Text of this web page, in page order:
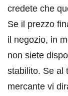
credete che
Se il prezzo
il negozio, in
non siete
stabilito. Se al
mercante vi